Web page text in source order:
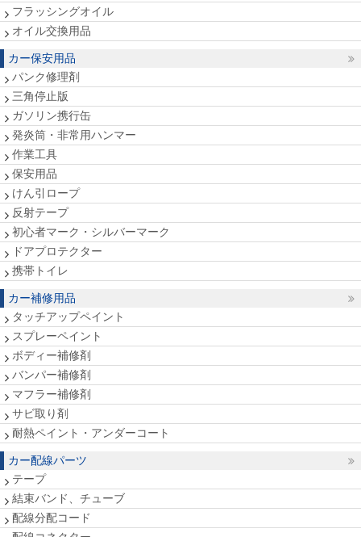
フラッシングオイル
オイル交換用品
カー保安用品
パンク修理剤
三角停止版
ガソリン携行缶
発炎筒・非常用ハンマー
作業工具
保安用品
けん引ロープ
反射テープ
初心者マーク・シルバーマーク
ドアプロテクター
携帯トイレ
カー補修用品
タッチアップペイント
スプレーペイント
ボディー補修剤
バンパー補修剤
マフラー補修剤
サビ取り剤
耐熱ペイント・アンダーコート
カー配線パーツ
テープ
結束バンド、チューブ
配線分配コード